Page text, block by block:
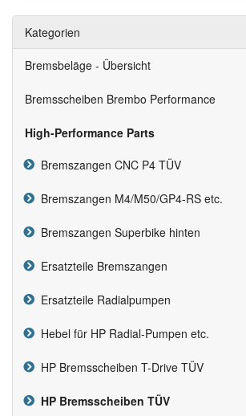
Kategorien
Bremsbeläge - Übersicht
Bremsscheiben Brembo Performance
High-Performance Parts
Bremszangen CNC P4 TÜV
Bremszangen M4/M50/GP4-RS etc.
Bremszangen Superbike hinten
Ersatzteile Bremszangen
Ersatzteile Radialpumpen
Hebel für HP Radial-Pumpen etc.
HP Bremsscheiben T-Drive TÜV
HP Bremsscheiben TÜV